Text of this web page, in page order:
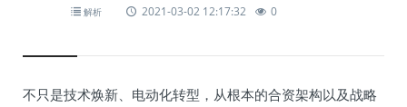
解析 2021-03-02 12:17:32 0
不只是技术焕新、电动化转型，从根本的合资架构以及战略